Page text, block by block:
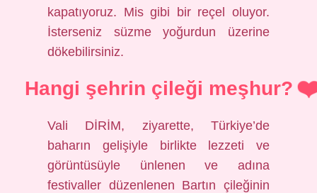
kapatıyoruz. Mis gibi bir reçel oluyor.
İsterseniz süzme yoğurdun üzerine
dökebilirsiniz.
Hangi şehrin çileği meşhur?
Vali DİRİM, ziyarette, Türkiye’de
baharın gelişiyle birlikte lezzeti ve
görüntüsüyle ünlenen ve adına
festivaller düzenlenen Bartın çileğinin